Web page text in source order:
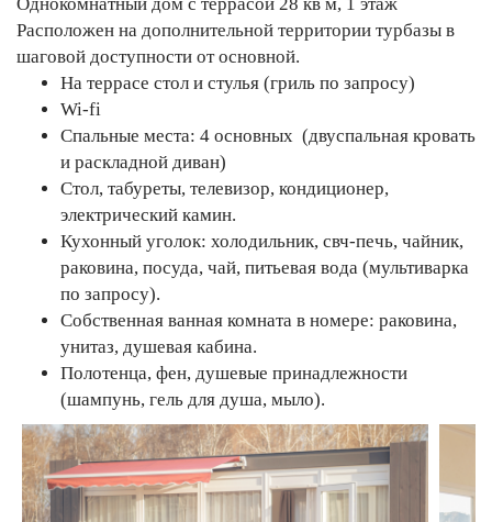
Расположен на дополнительной территории турбазы в
шаговой доступности от основной.
На террасе стол и стулья (гриль по запросу)
Wi-fi
Спальные места: 4 основных (двуспальная кровать
и раскладной диван)
Стол, табуреты, телевизор, кондиционер,
электрический камин.
Кухонный уголок: холодильник, свч-печь, чайник,
раковина, посуда, чай, питьевая вода (мультиварка
по запросу).
Собственная ванная комната в номере: раковина,
унитаз, душевая кабина.
Полотенца, фен, душевые принадлежности
(шампунь, гель для душа, мыло).